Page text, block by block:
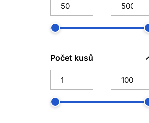
Počet kusů